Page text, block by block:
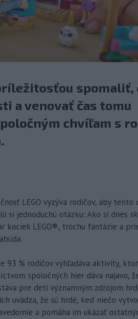
a venovať čas tomu
chvíľam s
LEGO vyzýva rodičov, aby
si jednoduchú otázku: Ako si dnes
kociek LEGO®, trochu fantázie a
93 % rodičov vyhľadáva aktivity,
spoločných hier dáva najavo,
pre deti významným zdrojom
uvádza, že sú hrdé, keď niečo
a pomáha im ukázať